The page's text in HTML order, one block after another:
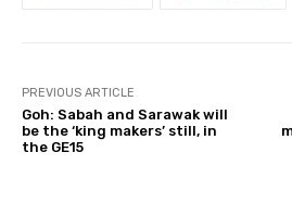
PREVIOUS ARTICLE
Goh: Sabah and Sarawak will
be the ‘king makers’ still, in
the GE15